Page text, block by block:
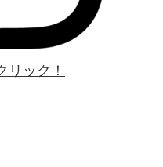
リック！